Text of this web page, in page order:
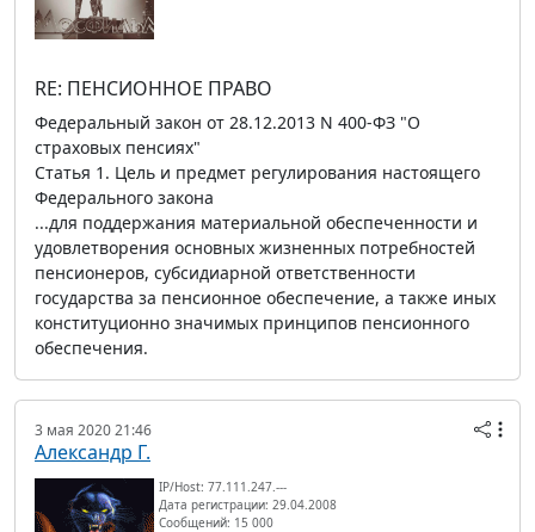
RE: ПЕНСИОННОЕ ПРАВО
Федеральный закон от 28.12.2013 N 400-ФЗ "О
страховых пенсиях"
Статья 1. Цель и предмет регулирования настоящего
Федерального закона
...для поддержания материальной обеспеченности и
удовлетворения основных жизненных потребностей
пенсионеров, субсидиарной ответственности
государства за пенсионное обеспечение, а также иных
конституционно значимых принципов пенсионного
обеспечения.
3 мая 2020 21:46
Александр Г.
IP/Host: 77.111.247.---
Дата регистрации: 29.04.2008
Сообщений: 15 000